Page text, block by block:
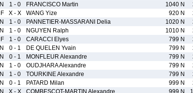
1 - 0 FRANCISCO Martin 1040 N
X - X WANG Yize 920 N
1 - 0 PANNETIER-MASSARANI Delia 1020 N
1 - 0 NGUYEN Ralph 1010 N
1 - 0 CARACCI Elyes 799 N
0 - 1 DE QUELEN Yvain 799 N
0 - 1 MONFLEUR Alexandre 799 N
1 - 0 OUDJHARA Alexandre 799 N
1 - 0 TOURKINE Alexandre 799 N
0 - 1 PATARD Milan 999 N
X - X COMBESCOT-MARTIN Alexandre 999 N